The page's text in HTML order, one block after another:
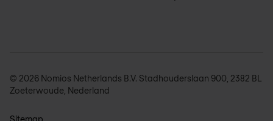
© 2026 Nomios Netherlands B.V. Stadhouderslaan 900, 2382 BL
Zoeterwoude, Nederland
Sitemap